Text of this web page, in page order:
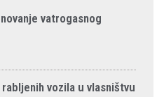
vatrogasnog
vozila u vlasništvu